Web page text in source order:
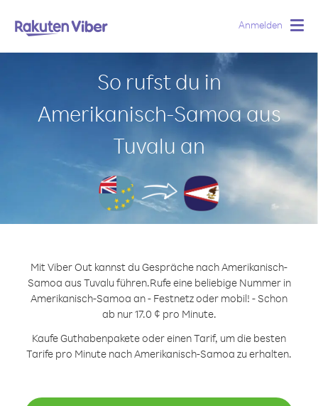
Anmelden
So rufst du in
Amerikanisch-Samoa aus
Tuvalu an
Mit Viber Out kannst du Gespräche nach Amerikanisch-
Samoa aus Tuvalu führen.Rufe eine beliebige Nummer in
Amerikanisch-Samoa an - Festnetz oder mobil! - Schon
ab nur 17.0 ¢ pro Minute.
Kaufe Guthabenpakete oder einen Tarif, um die besten
Tarife pro Minute nach Amerikanisch-Samoa zu erhalten.